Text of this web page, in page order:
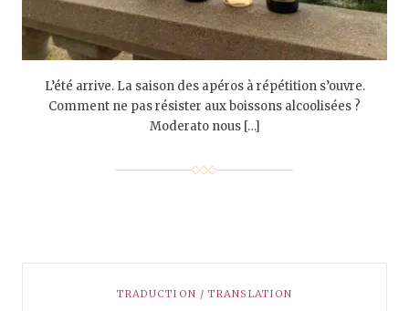
L’été arrive. La saison des apéros à répétition s’ouvre.
Comment ne pas résister aux boissons alcoolisées ?
Moderato nous […]
TRADUCTION / TRANSLATION